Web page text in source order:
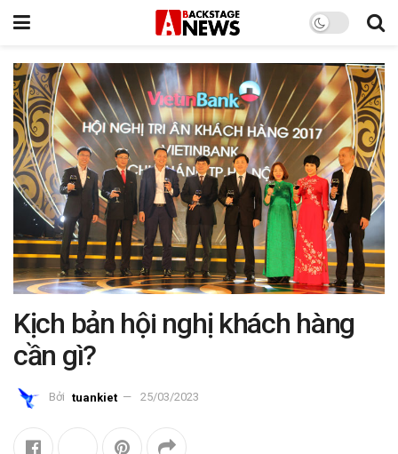
Kịch bản hội nghị khách hàng
cần gì?
Bởi tuankiet 25/03/2023